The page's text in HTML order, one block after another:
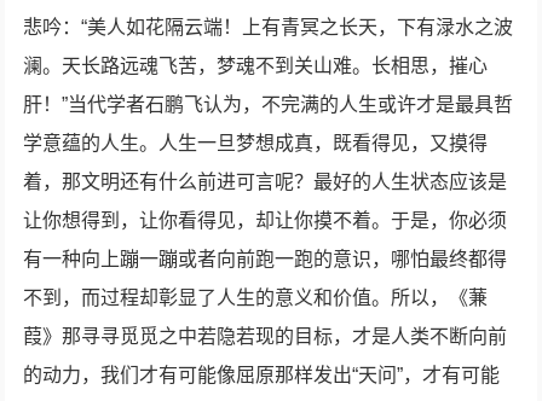
悲吟：“美人如花隔云端！上有青冥之长天，下有渌水之波
澜。天长路远魂飞苦，梦魂不到关山难。长相思，摧心
肝！”当代学者石鹏飞认为，不完满的人生或许才是最具哲
学意蕴的人生。人生一旦梦想成真，既看得见，又摸得
着，那文明还有什么前进可言呢？最好的人生状态应该是
让你想得到，让你看得见，却让你摸不着。于是，你必须
有一种向上蹦一蹦或者向前跑一跑的意识，哪怕最终都得
不到，而过程却彰显了人生的意义和价值。所以，《蒹
葭》那寻寻觅觅之中若隐若现的目标，才是人类不断向前
的动力，我们才有可能像屈原那样发出“天问”，才有可能